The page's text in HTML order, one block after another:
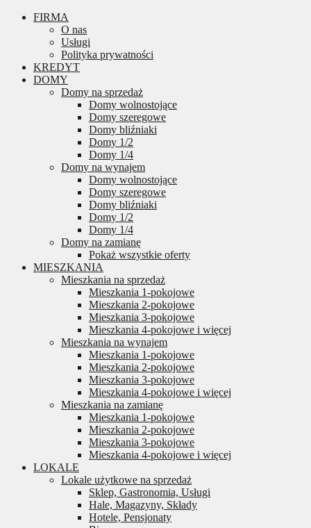
FIRMA
O nas
Usługi
Polityka prywatności
KREDYT
DOMY
Domy na sprzedaż
Domy wolnostojące
Domy szeregowe
Domy bliźniaki
Domy 1/2
Domy 1/4
Domy na wynajem
Domy wolnostojące
Domy szeregowe
Domy bliźniaki
Domy 1/2
Domy 1/4
Domy na zamianę
Pokaż wszystkie oferty
MIESZKANIA
Mieszkania na sprzedaż
Mieszkania 1-pokojowe
Mieszkania 2-pokojowe
Mieszkania 3-pokojowe
Mieszkania 4-pokojowe i więcej
Mieszkania na wynajem
Mieszkania 1-pokojowe
Mieszkania 2-pokojowe
Mieszkania 3-pokojowe
Mieszkania 4-pokojowe i więcej
Mieszkania na zamianę
Mieszkania 1-pokojowe
Mieszkania 2-pokojowe
Mieszkania 3-pokojowe
Mieszkania 4-pokojowe i więcej
LOKALE
Lokale użytkowe na sprzedaż
Sklep, Gastronomia, Usługi
Hale, Magazyny, Składy
Hotele, Pensjonaty